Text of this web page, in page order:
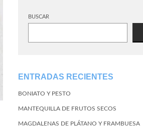
BUSCAR
ENTRADAS RECIENTES
BONIATO Y PESTO
MANTEQUILLA DE FRUTOS SECOS
MAGDALENAS DE PLÁTANO Y FRAMBUESA